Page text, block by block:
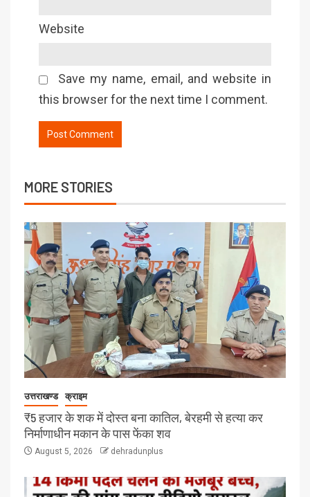
Website
Save my name, email, and website in
this browser for the next time I comment.
MORE STORIES
उत्तराखण्ड क्राइम
₹5 हजार के शक में दोस्त बना कातिल, बेरहमी से हत्या कर
निर्माणाधीन मकान के पास फेंका शव
August 5, 2026 dehradunplus